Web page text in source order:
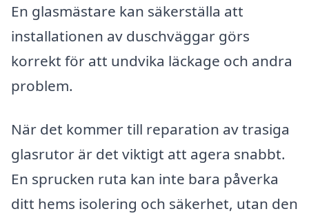
En glasmästare kan säkerställa att
installationen av duschväggar görs
korrekt för att undvika läckage och andra
problem.
När det kommer till reparation av trasiga
glasrutor är det viktigt att agera snabbt.
En sprucken ruta kan inte bara påverka
ditt hems isolering och säkerhet, utan den